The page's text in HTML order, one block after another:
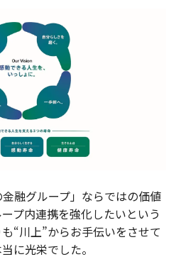
融グループ」ならではの価値
プ内連携を強化したいという
“川上”からお手伝いをさせて
に光栄でした。